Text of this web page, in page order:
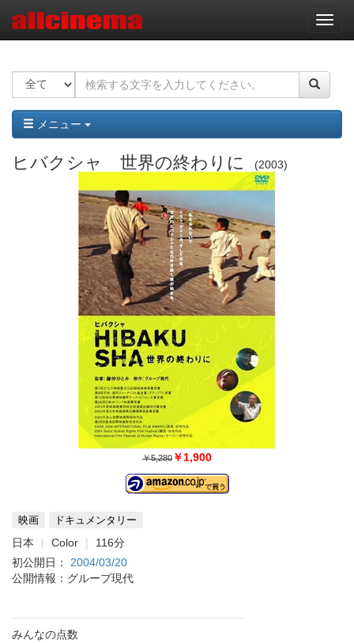
ナ
ビ
ー
ョ
ン
メニュー
ヒバクシャ 世界の終わりに 2003
￥5,280 ￥1,900
映画 ドキュメンタリー
日本 Color
116分
初公開日： 2004/03/20
公開情報：グループ現代
みんなの点数